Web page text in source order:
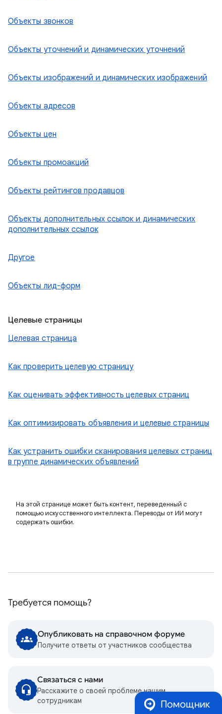
Объекты звонков
Объекты уточнений и динамических уточнений
Объекты изображений и динамических изображений
Объекты адресов
Объекты цен
Объекты промоакций
Объекты рейтингов продавцов
Объекты дополнительных ссылок и динамических
дополнительных ссылок
Другое
Объекты лид-форм
Целевые страницы
Целевая страница
Как проверить целевую страницу
Как оценивать эффективность целевых страниц
Как оптимизировать объявления и целевые страницы
Как устранить ошибки сканирования целевых страниц
в группе динамических объявлений
На этой странице может быть контент, переведенный с
помощью искусственного интеллекта. Переводы от ИИ могут
содержать ошибки.
Требуется помощь?
Опубликовать на справочном форуме
Получите ответы от участников сообщества
Связаться с нами
Расскажите о своей проблеме нашим
сотрудникам
Помощник